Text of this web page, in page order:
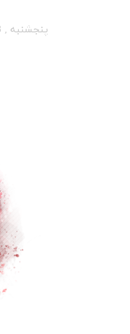
پنجشنبه , 18 بهمن 97